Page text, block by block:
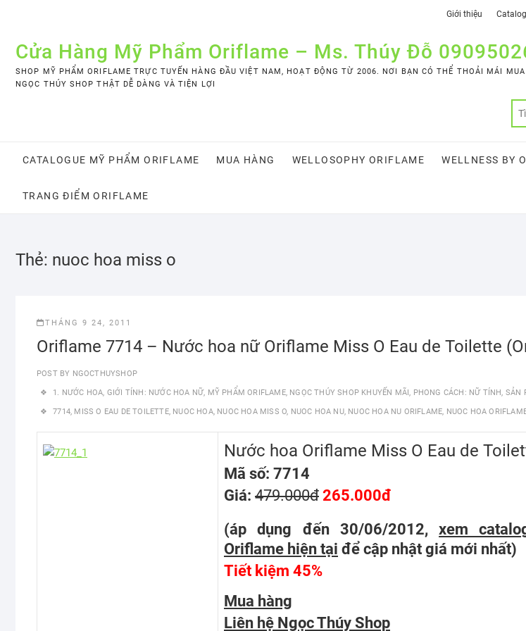
content
Giới thiệu
Cửa Hàng Mỹ Phẩm Oriflame – Ms. Thúy Đỗ
SHOP MỸ PHẨM ORIFLAME TRỰC TUYẾN HÀNG ĐẦU VIỆT NAM, HOẠT ĐỘNG TỪ 2006. NƠI BẠN CÓ THỂ THOẢI MÁI
NGỌC THÚY SHOP THẬT DỄ DÀNG VÀ TIỆN LỢI
CATALOGUE MỸ PHẨM ORIFLAME MUA HÀNG WELLOSOPHY ORIFLAME WELLNESS BY
TRANG ĐIỂM ORIFLAME
Thẻ: nuoc hoa miss o
THÁNG 9 24, 2011
Oriflame 7714 – Nước hoa nữ Oriflame Miss O Eau de Toilette
POST BY NGOCTHUYSHOP
1. NƯỚC HOA, GIỚI TÍNH: NƯỚC HOA NỮ, MỸ PHẨM ORIFLAME, NGỌC THÚY SHOP KHUYẾN MÃI, PHONG CÁCH: NỮ TÍNH, SẢN
7714, MISS O EAU DE TOILETTE, NUOC HOA, NUOC HOA MISS O, NUOC HOA NU, NUOC HOA NU ORIFLAME, NUOC HOA
Nước hoa Oriflame Miss O Eau de
Mã số: 7714
Giá: 479.000đ 265.000đ
(áp dụng đến 30/06/2012,xem
Oriflame hiện tại để cập nhật giá mới nhất)
Tiết kiệm 45%
Mua hàng
Liên hệ Ngọc Thúy Shop